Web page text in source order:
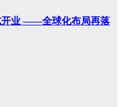
开业 ——全球化布局再落